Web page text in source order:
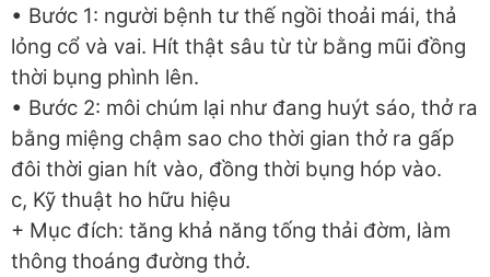
• Bước 1: người bệnh tư thế ngồi thoải mái, thả
lỏng cổ và vai. Hít thật sâu từ từ bằng mũi đồng
thời bụng phình lên.
• Bước 2: môi chúm lại như đang huýt sáo, thở ra
bằng miệng chậm sao cho thời gian thở ra gấp
đôi thời gian hít vào, đồng thời bụng hóp vào.
c, Kỹ thuật ho hữu hiệu
+ Mục đích: tăng khả năng tống thải đờm, làm
thông thoáng đường thở.